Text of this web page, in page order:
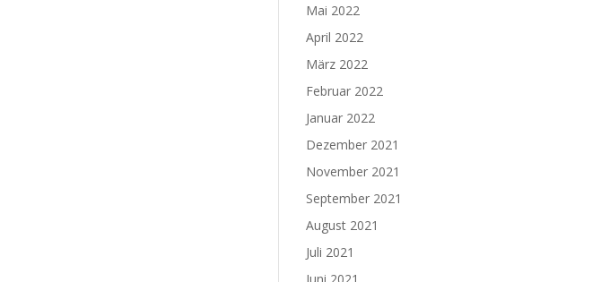
Mai 2022
April 2022
März 2022
Februar 2022
Januar 2022
Dezember 2021
November 2021
September 2021
August 2021
Juli 2021